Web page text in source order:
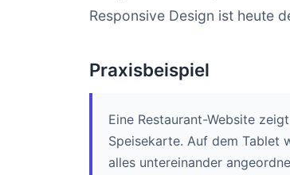
Responsive Design ist heute
Praxisbeispiel
Eine Restaurant-Website
Speisekarte. Auf dem Tablet
alles untereinander